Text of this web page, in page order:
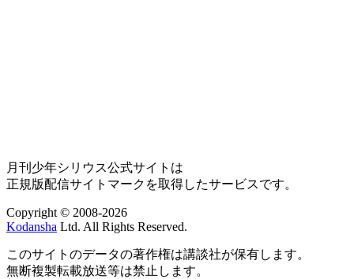
月刊少年シリウス公式サイトは
正規版配信サイトマークを取得したサービスです。
Copyright © 2008-2026
Kodansha Ltd. All Rights Reserved.
このサイトのデータの著作権は講談社が保有します。
無断複製転載放送等は禁止します。